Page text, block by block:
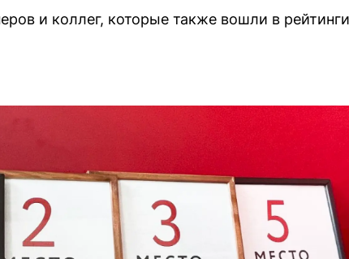
и коллег, которые также вошли в рейтинги